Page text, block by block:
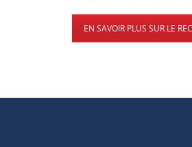
EN SAVOIR PLUS SUR LE